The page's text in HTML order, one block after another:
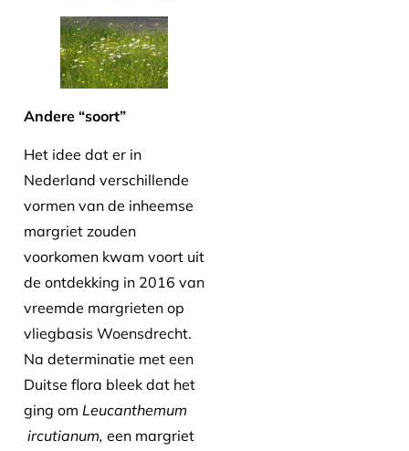
Andere “soort”
Het idee dat er in
Nederland verschillende
vormen van de inheemse
margriet zouden
voorkomen kwam voort uit
de ontdekking in 2016 van
vreemde margrieten op
vliegbasis Woensdrecht.
Na determinatie met een
Duitse flora bleek dat het
ging om Leucanthemum
ircutianum, een margriet